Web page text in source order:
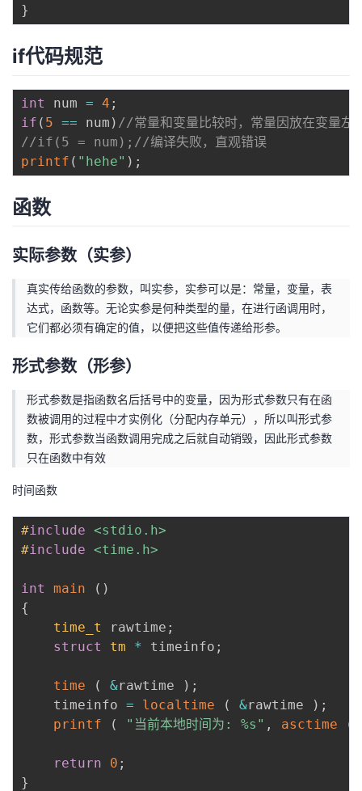
}
if代码规范
int num = 4 ;
if ( 5 == num ) //常量和变量比较时，常量因放在变量左
//if(5 = num);//编译失败，直观错误
printf ( "hehe" ) ;
函数
实际参数（实参）
真实传给函数的参数，叫实参，实参可以是：常量，变量，表
达式，函数等。无论实参是何种类型的量，在进行函调用时，
它们都必须有确定的值，以便把这些值传递给形参。
形式参数（形参）
形式参数是指函数名后括号中的变量，因为形式参数只有在函
数被调用的过程中才实例化（分配内存单元），所以叫形式参
数，形式参数当函数调用完成之后就自动销毁，因此形式参数
只在函数中有效
时间函数
#include <stdio.h>
#include <time.h>
int main ( )
{
time_t
rawtime ;
struct
tm * timeinfo ;
time ( &rawtime ) ;
    timeinfo
= localtime ( &rawtime ) ;
printf
( "当前本地时间为: %s" , asctime (
return 0 ;
}